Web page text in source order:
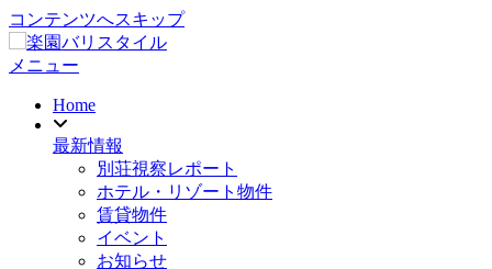
コンテンツへスキップ
メニュー
Home
最新情報
別荘視察レポート
ホテル・リゾート物件
賃貸物件
イベント
お知らせ